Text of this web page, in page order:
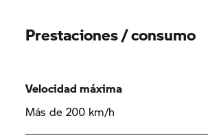
Prestaciones / consumo
Velocidad máxima
Más de 200 km/h